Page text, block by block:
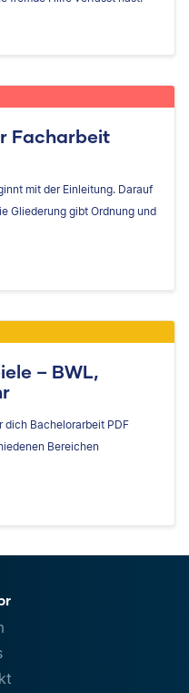
Facharbeit
mit der Einleitung. Darauf
Gliederung gibt Ordnung und
– BWL,
dich Bachelorarbeit PDF
Bereichen